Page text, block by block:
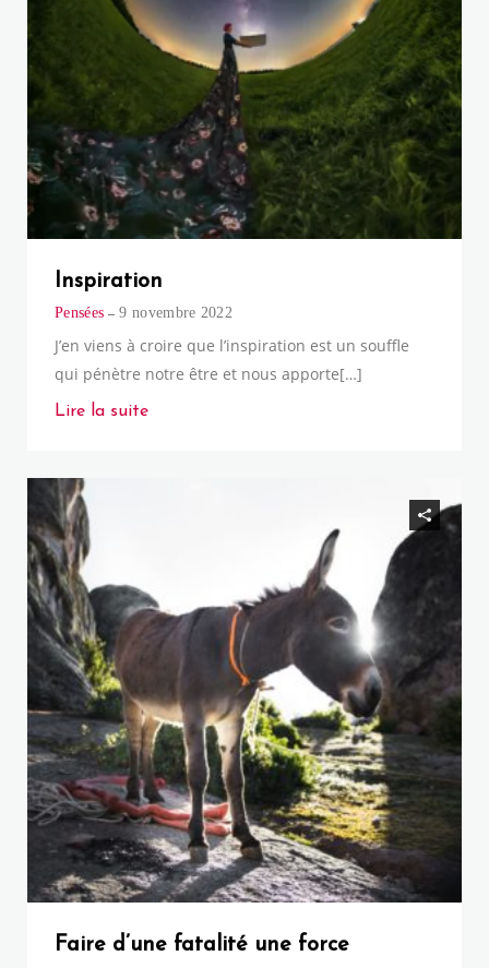
Inspiration
Pensées 9 novembre 2022
J’en viens à croire que l’inspiration est un souffle
qui pénètre notre être et nous apporte[…]
Lire la suite
Faire d’une fatalité une force